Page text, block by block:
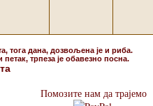
тога дана, дозвољена је и риба.
трпеза је обавезно посна.
Помозите нам да трајемо